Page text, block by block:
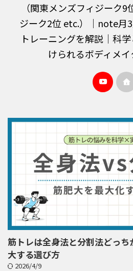
（関東メンズフィジーク9
ジーク2位 etc.）｜note月
トレーニングを解説｜科
けられるボディメ
筋トレは全身法と分割法どっ
大する選び方
2026/4/9